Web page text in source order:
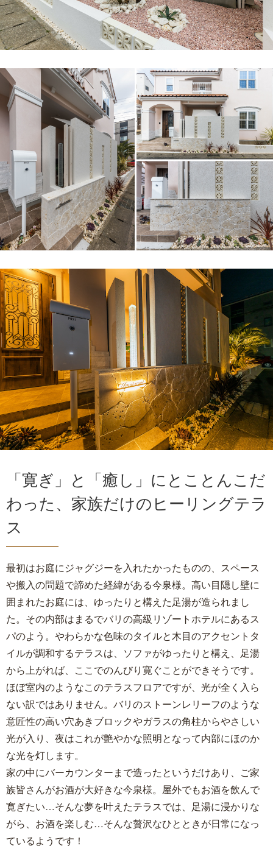
「寛ぎ」と「癒し」にとことんこだ
わった、家族だけのヒーリングテラ
ス
最初はお庭にジャグジーを入れたかったものの、スペース
や搬入の問題で諦めた経緯がある今泉様。高い目隠し壁に
囲まれたお庭には、ゆったりと構えた足湯が造られまし
た。その内部はまるでバリの高級リゾートホテルにあるス
パのよう。やわらかな色味のタイルと木目のアクセントタ
イルが調和するテラスは、ソファがゆったりと構え、足湯
から上がれば、ここでのんびり寛ぐことができそうです。
ほぼ室内のようなこのテラスフロアですが、光が全く入ら
ない訳ではありません。バリのストーンレリーフのような
意匠性の高い穴あきブロックやガラスの角柱からやさしい
光が入り、夜はこれが艶やかな照明となって内部にほのか
な光を灯します。
家の中にバーカウンターまで造ったというだけあり、ご家
族皆さんがお酒が大好きな今泉様。屋外でもお酒を飲んで
寛ぎたい…そんな夢を叶えたテラスでは、足湯に浸かりな
がら、お酒を楽しむ…そんな贅沢なひとときが日常になっ
ているようです！